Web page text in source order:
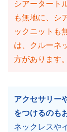
シアータート
も無地に、シ
ックニットも
は、クルーネ
方があります。
アクセサリー
をつけるのも
ネックレスや